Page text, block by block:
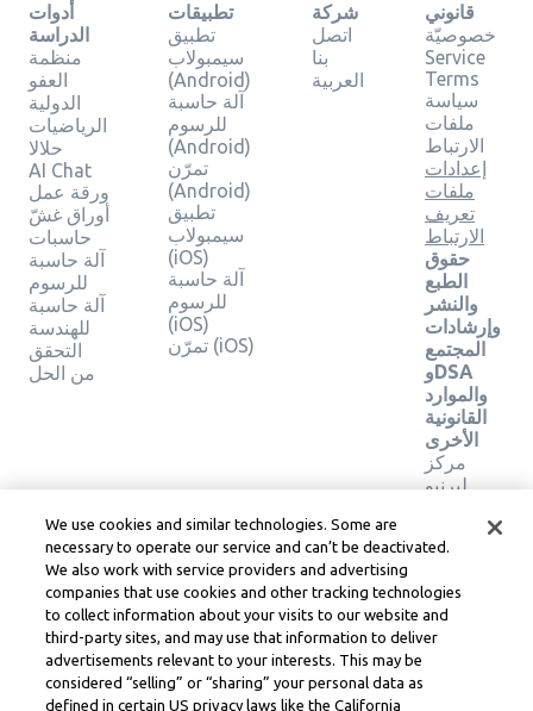
أدوات
الدراسة
منظمة
العفو
الدولية
الرياضيات
حلالا
AI Chat
ورقة عمل
أوراق غشّ
حاسبات
آلة حاسبة
للرسوم
آلة حاسبة
للهندسة
التحقق
من الحل
تطبيقات
تطبيق
سيمبولاب
(Android)
آلة حاسبة
للرسوم
(Android)
تمرّن
(Android)
تطبيق
سيمبولاب
(iOS)
آلة حاسبة
للرسوم
(iOS)
تمرّن (iOS)
شركة
اتصل
بنا
العربية
قانوني
خصوصيّة
Service
Terms
سياسة
ملفات
الارتباط
إعدادات
ملفات
تعريف
الارتباط
حقوق
الطبع
والنشر
وإرشادات
المجتمع
وDSA
والموارد
القانونية
الأخرى
مركز
ليرنيو
خدمة
Symbolab, a Learneo, Inc. business
© Learneo, Inc. 2024
We use cookies and similar technologies. Some are
necessary to operate our service and can’t be deactivated.
We also work with service providers and advertising
companies that use cookies and other tracking technologies
to collect information about your visits to our website and
third-party sites, and may use that information to deliver
advertisements relevant to your interests. This may be
considered “selling” or “sharing” your personal data as
defined in certain US privacy laws like the California